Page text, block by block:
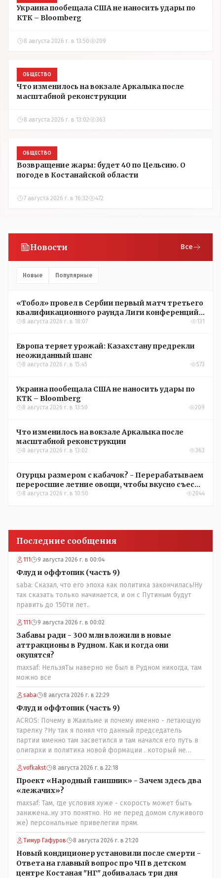
Украина пообещала США не наносить удары по
КТК – Bloomberg
8 августа 2026 г. в 13:50 209
ОБЩЕСТВО
Что изменилось на вокзале Аркалыка после
масштабной реконструкции
8 августа 2026 г. в 13:02 363
ОБЩЕСТВО
Возвращение жары: будет 40 по Цельсию. О
погоде в Костанайской области
7 августа 2026 г. в 16:32 472
Новости Все
Новые Популярные
«Тобол» провел в Сербии первый матч третьего
квалификационного раунда Лиги конференций
УЕФА
8 августа 2026 г. в 18:07 131
Европа теряет урожай: Казахстану предрекли
неожиданный шанс
8 августа 2026 г. в 15:45 573
Украина пообещала США не наносить удары по
КТК – Bloomberg
8 августа 2026 г. в 13:50 209
Что изменилось на вокзале Аркалыка после
масштабной реконструкции
8 августа 2026 г. в 13:02 363
Огурцы размером с кабачок? - Перерабатываем
переросшие летние овощи, чтобы вкусно съесть
зимой
8 августа 2026 г. в 10:50 2044
Последние сообщения
111 9 августа 2026 г. в 00:04
Флуд и оффтопик (часть 9)
saba: Сказал, что его эпоха как политика закончилась!Ну
так сказать только начинается, и он с Путиным будут
править до 150ти лет..
111 9 августа 2026 г. в 00:02
Забавы ради - 300 млн вложили в новые
аттракционы в Рудном. Как и когда они
окупятся?
maxsaf: НельзяТы наверно не был в Рудном никогда, там
можно все
saba 8 августа 2026 г. в 22:29
Флуд и оффтопик (часть 9)
ACROS: Почему в Жаильме и почему именно - летающую
тарелку ?Ну так я понял что данный председатель
партии именно там засветился и там начался его путь в
олигархи и политика новой формации . который не
стесняется указать президенту на необходимость
скорого ухода! А летающая тарелка, потому что ещё не
было в истории независимого Казахстана депутата
который что то указывал бы действующему президенту,
не иначе инопланетянин, ну а на чём инопланетяне
передвигаются?
vofkakst 8 августа 2026 г. в 22:18
Проект «Народный гаишник» - Зачем здесь два
«лежачих»?
maxsaf: Там, где условия хуже - скорость может быть
занижена..ну это понятно. Но не перед домом служивого
же) персональные привелегии прям.
Тимур Гафуров 8 августа 2026 г. в 21:20
Новый кондиционер установили после смерти -
Ответа на главный вопрос про ЧП в детском
центре Костаная "НГ" добивалась три дня